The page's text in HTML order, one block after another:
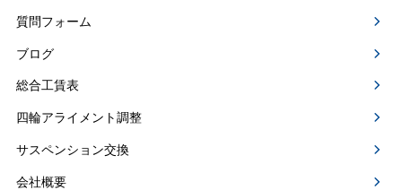
質問フォーム
ブログ
総合工賃表
四輪アライメント調整
サスペンション交換
会社概要